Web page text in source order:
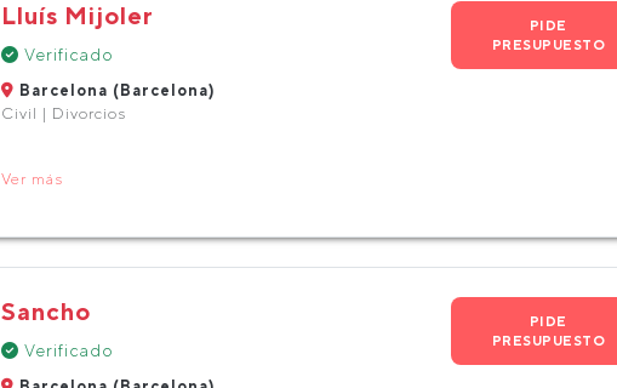
Lluís Mijoler
Verificado
Barcelona (Barcelona)
Civil | Divorcios
PIDE
PRESUPUESTO
Ver más
Sancho
Verificado
PIDE
PRESUPUESTO